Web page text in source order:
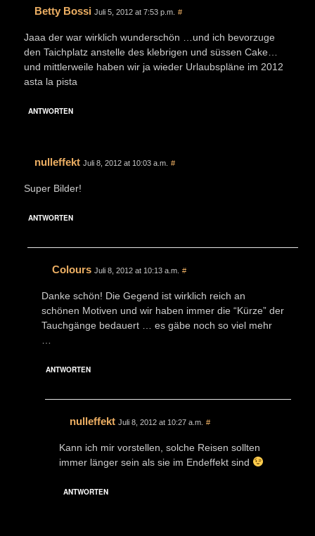
Betty Bossi Juli 5, 2012 at 7:53 p.m. #
Jaaa der war wirklich wunderschön …und ich bevorzuge
den Taichplatz anstelle des klebrigen und süssen Cake…
und mittlerweile haben wir ja wieder Urlaubspläne im 2012
asta la pista
ANTWORTEN
nulleffekt Juli 8, 2012 at 10:03 a.m. #
Super Bilder!
ANTWORTEN
Colours Juli 8, 2012 at 10:13 a.m. #
Danke schön! Die Gegend ist wirklich reich an
schönen Motiven und wir haben immer die “Kürze” der
Tauchgänge bedauert … es gäbe noch so viel mehr
ANTWORTEN
nulleffekt Juli 8, 2012 at 10:27 a.m. #
Kann ich mir vorstellen, solche Reisen sollten
immer länger sein als sie im Endeffekt sind
ANTWORTEN